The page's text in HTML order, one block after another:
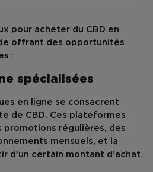
pour acheter du CBD en
offrant des opportunités
:
spécialisées
en ligne se consacrent
de CBD. Ces plateformes
promotions régulières, des
mensuels, et la
d’un certain montant d’achat.